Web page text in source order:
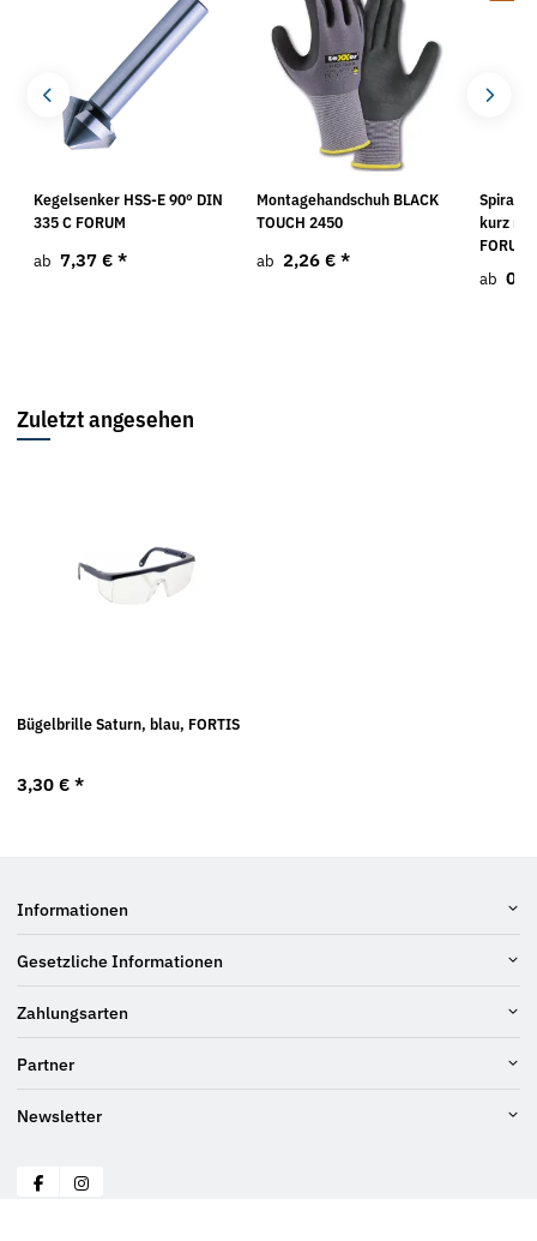
Kegelsenker HSS-E 90° DIN
335 C FORUM
ab 7,37 € *
Montagehandschuh BLACK
TOUCH 2450
ab 2,26 € *
kurz
FORUM
ab
Zuletzt angesehen
Bügelbrille Saturn, blau, FORTIS
3,30 € *
Informationen
Gesetzliche Informationen
Zahlungsarten
Partner
Newsletter